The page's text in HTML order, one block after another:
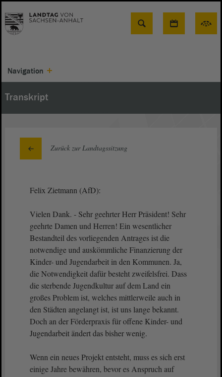
Suche
Navigation
Transkript
Zurück zur Landtagssitzung
Felix Zietmann (AfD):
Vielen Dank. - Sehr geehrter Herr Präsident! Sehr
geehrte Damen und Herren! Ein wesentlicher
Bestandteil des vorliegenden Antrages ist die
notwendige und auskömmliche Finanzierung der
Kinder- und Jugendarbeit in den Kommunen. Ja,
die Notwendigkeit dafür besteht zweifelsfrei. Dass
die sterbende Jugendkultur auf dem Land ein
großes Problem ist, welches mittlerweile auch in
den Städten angelangt ist, ist uns lange bekannt.
Doch an der Förderpraxis für offene Kinder- und
Jugendarbeit ändert das bisher wenig.
Wenn ein neues Projekt entsteht, muss es sich erst
einige Jahre bewähren, bevor es Anspruch auf